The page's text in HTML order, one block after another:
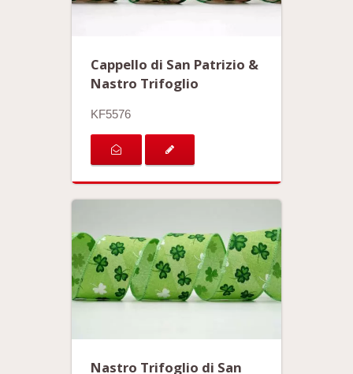
Cappello di San Patrizio &
Nastro Trifoglio
KF5576
Nastro Trifoglio di San